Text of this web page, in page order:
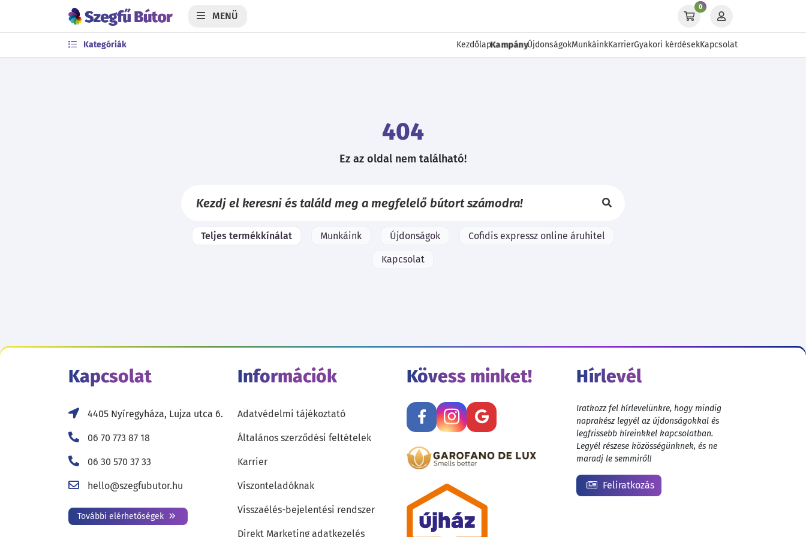
MENÜ
0
Kategóriák KezdőlapKampányÚjdonságokMunkáinkKarrierGyakori kérdésekKapcsolat
404
Ez az oldal nem található!
Teljes termékkínálat Munkáink Újdonságok Cofidis expressz online áruhitel
Kapcsolat
Kapcsolat
4405 Nyíregyháza, Lujza utca 6.
06 70 773 87 18
06 30 570 37 33
hello@szegfubutor.hu
További elérhetőségek
Információk
Adatvédelmi tájékoztató
Általános szerződési feltételek
Karrier
Viszonteladóknak
Visszaélés-bejelentési rendszer
Direkt Marketing adatkezelés
Kövess minket! Hírlevél
Iratkozz fel hírlevelünkre, hogy mindig
naprakész legyél az újdonságokkal és
legfrissebb híreinkkel kapcsolatban.
Legyél részese közösségünknek, és ne
maradj le semmiről!
Feliratkozás